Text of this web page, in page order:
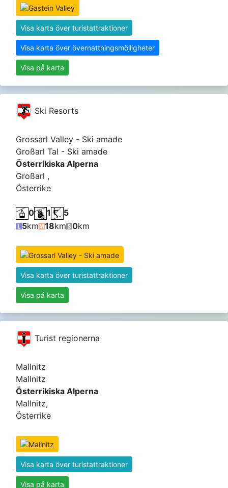
Visa karta över turistattraktioner
Visa karta över övernattningsmöjligheter
Visa på karta
Ski Resorts
Grossarl Valley - Ski amade
Großarl Tal - Ski amade
Österrikiska Alperna
Großarl ,
Österrike
0 1
5
5km 18km 0km
Visa karta över turistattraktioner
Visa på karta
Turist regionerna
Mallnitz
Mallnitz
Österrikiska Alperna
Mallnitz,
Österrike
Visa karta över turistattraktioner
Visa på karta